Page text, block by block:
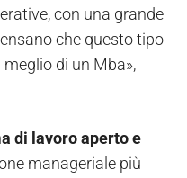
con una grande
che questo tipo
di un Mba»,
di lavoro aperto e
manageriale più